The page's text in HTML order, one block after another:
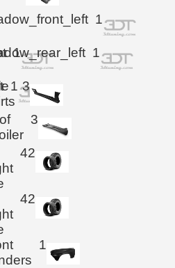
1
1 1
1 3
3
42
42
1